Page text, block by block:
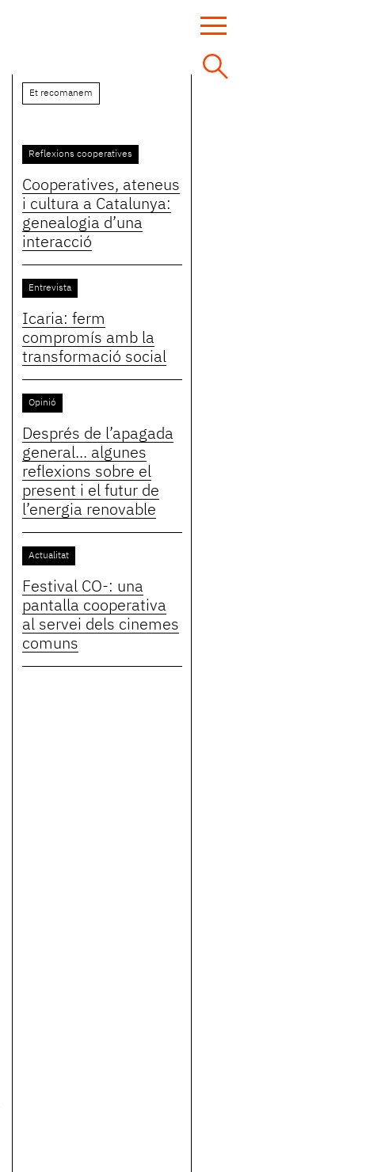
Et recomanem
Reflexions cooperatives
Cooperatives, ateneus
i cultura a Catalunya:
genealogia d’una
interacció
Entrevista
Icaria: ferm
compromís amb la
transformació social
Opinió
Després de l’apagada
general... algunes
reflexions sobre el
present i el futur de
l’energia renovable
Actualitat
Festival CO-: una
pantalla cooperativa
al servei dels cinemes
comuns